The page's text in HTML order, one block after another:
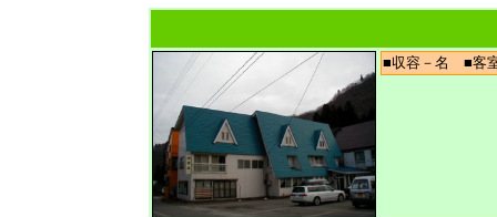
■収容－名 ■客